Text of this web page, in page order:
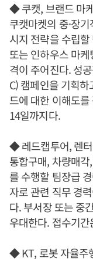
◆ 쿠캣, 브랜드 마
쿠캣마켓의 중·장
시지 전략을 수립
또는 인하우스 마
격이 주어진다. 성
C) 캠페인을 기획
드에 대한 이해도
14일까지다.
◆ 레드캡투어, 렌
통합구매, 차량매
를 수행할 팀장급
자로 관련 직무 경
다. 부서장 또는 중
우대한다. 접수기
◆ KT, 로봇 자율주